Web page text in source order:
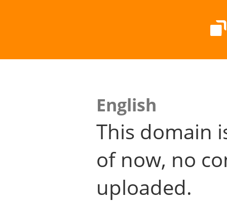
English
This domain
of now, no
uploaded.